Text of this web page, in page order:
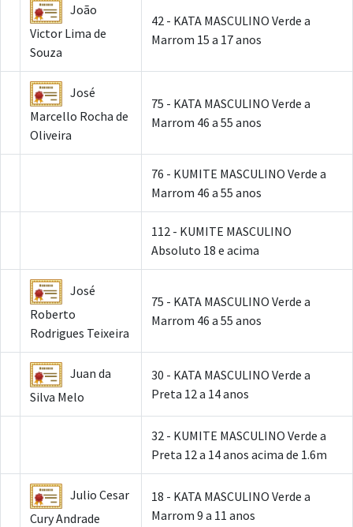
João
Victor Lima de
Souza
42 - KATA MASCULINO Verde a
Marrom 15 a 17 anos
José
Marcello Rocha de
Oliveira
75 - KATA MASCULINO Verde a
Marrom 46 a 55 anos
76 - KUMITE MASCULINO Verde a
Marrom 46 a 55 anos
112 - KUMITE MASCULINO
Absoluto 18 e acima
José
Roberto
Rodrigues Teixeira
75 - KATA MASCULINO Verde a
Marrom 46 a 55 anos
Juan da
Silva Melo
30 - KATA MASCULINO Verde a
Preta 12 a 14 anos
32 - KUMITE MASCULINO Verde a
Preta 12 a 14 anos acima de 1.6m
Julio Cesar
Cury Andrade
18 - KATA MASCULINO Verde a
Marrom 9 a 11 anos